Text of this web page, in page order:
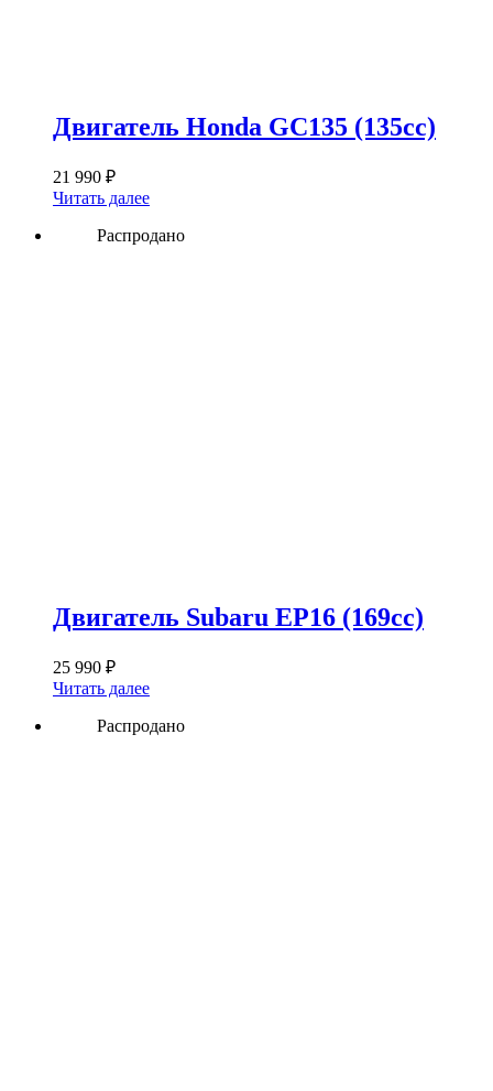
Двигатель Honda GC135 (135сс)
21 990 ₽
Читать далее
Распродано
Двигатель Subaru EP16 (169сс)
25 990 ₽
Читать далее
Распродано